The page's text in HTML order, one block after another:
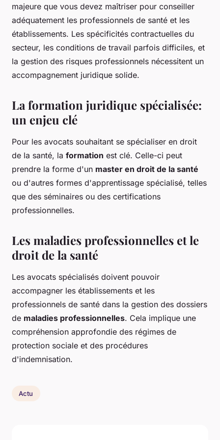
majeure que vous devez maîtriser pour conseiller
adéquatement les professionnels de santé et les
établissements. Les spécificités contractuelles du
secteur, les conditions de travail parfois difficiles, et
la gestion des risques professionnels nécessitent un
accompagnement juridique solide.
La formation juridique spécialisée:
un enjeu clé
Pour les avocats souhaitant se spécialiser en droit
de la santé, la formation est clé. Celle-ci peut
prendre la forme d'un master en droit de la santé
ou d'autres formes d'apprentissage spécialisé, telles
que des séminaires ou des certifications
professionnelles.
Les maladies professionnelles et le
droit de la santé
Les avocats spécialisés doivent pouvoir
accompagner les établissements et les
professionnels de santé dans la gestion des dossiers
de maladies professionnelles. Cela implique une
compréhension approfondie des régimes de
protection sociale et des procédures
d'indemnisation.
Actu